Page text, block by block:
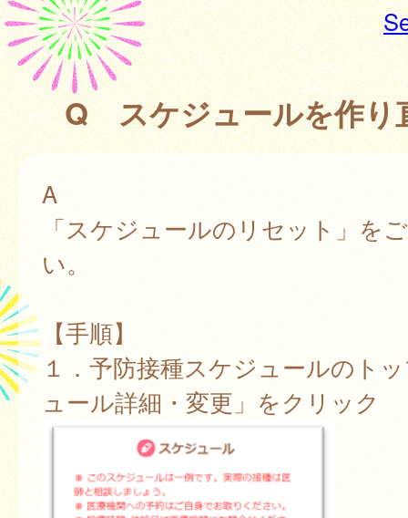
Q スケジュールを作り
A
「スケジュールのリセット」を
い。
【手順】
１．予防接種スケジュールのト
ュール詳細・変更」をクリック